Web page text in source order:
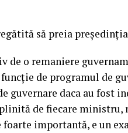
să preia preşedinţia
de o remaniere
de programul de
guvernare daca au fost
de fiecare ministru,
importantă, e un